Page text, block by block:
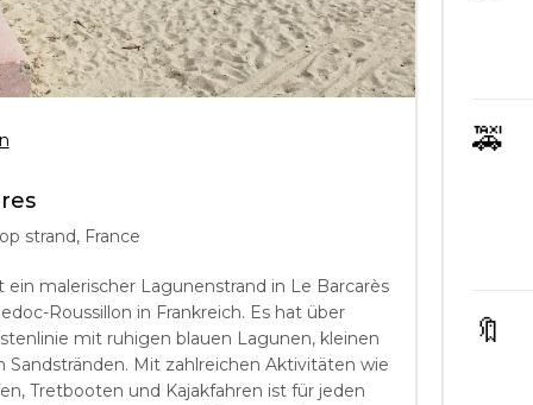
strand, France
ein malerischer Lagunenstrand in Le Barcarès
Roussillon in Frankreich. Es hat über
mit ruhigen blauen Lagunen, kleinen
Sandstränden. Mit zahlreichen Aktivitäten wie
Tretbooten und Kajakfahren ist für jeden
🚕
🔖